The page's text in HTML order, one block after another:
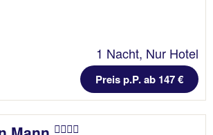
1 Nacht, Nur Hotel
Preis p.P. ab 147 €